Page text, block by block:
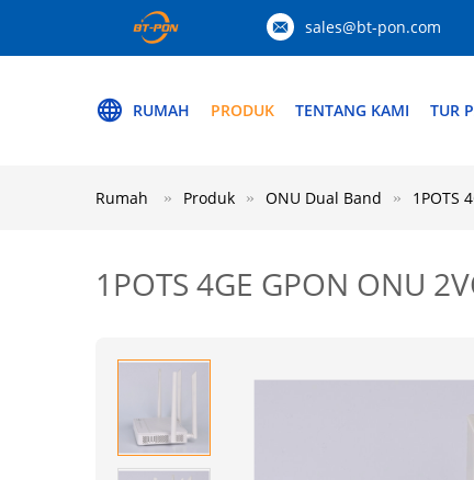
sales@bt-pon.com
RUMAH PRODUK TENTANG KAMI TUR
Rumah Produk ONU Dual Band 1POTS
1POTS 4GE GPON ONU